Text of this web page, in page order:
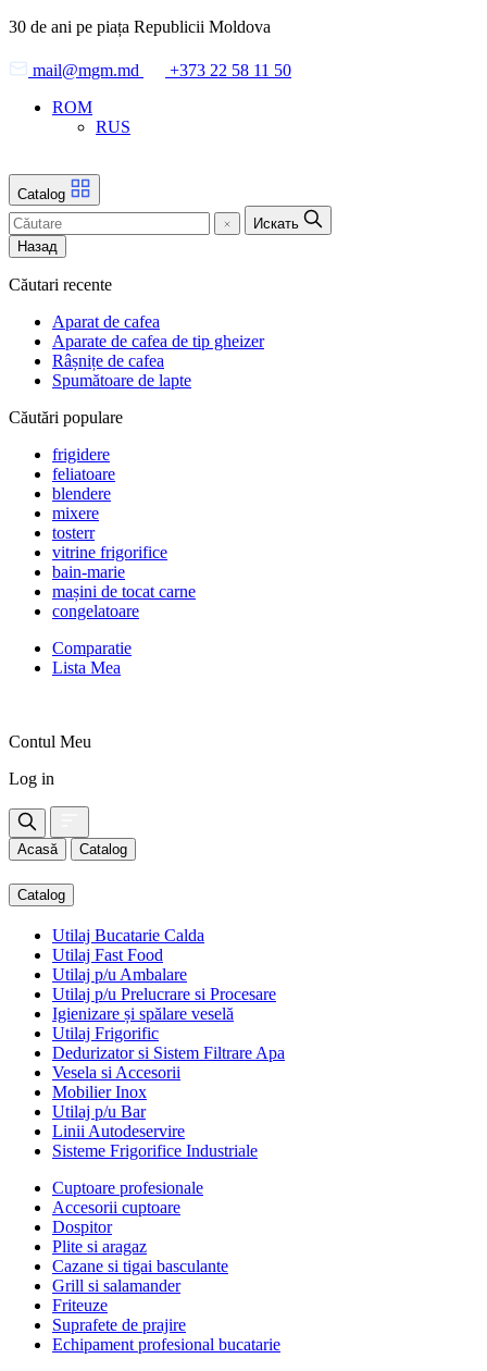
Skip
the
content
30 de ani pe piața Republicii Moldova
mail@mgm.md
+373 22 58 11 50
ROM
RUS
Catalog
Искать
Назад
Căutari recente
Aparat de cafea
Aparate de cafea de tip gheizer
Râșnițe de cafea
Spumătoare de lapte
Căutări populare
frigidere
feliatoare
blendere
mixere
tosterr
vitrine frigorifice
bain-marie
mașini de tocat carne
congelatoare
Comparatie
Lista Mea
Contul Meu
Log in
Acasă Catalog
Catalog
Utilaj Bucatarie Calda
Utilaj Fast Food
Utilaj p/u Ambalare
Utilaj p/u Prelucrare si Procesare
Igienizare și spălare veselă
Utilaj Frigorific
Dedurizator si Sistem Filtrare Apa
Vesela si Accesorii
Mobilier Inox
Utilaj p/u Bar
Linii Autodeservire
Sisteme Frigorifice Industriale
Cuptoare profesionale
Accesorii cuptoare
Dospitor
Plite si aragaz
Cazane si tigai basculante
Grill si salamander
Friteuze
Suprafete de prajire
Echipament profesional bucatarie